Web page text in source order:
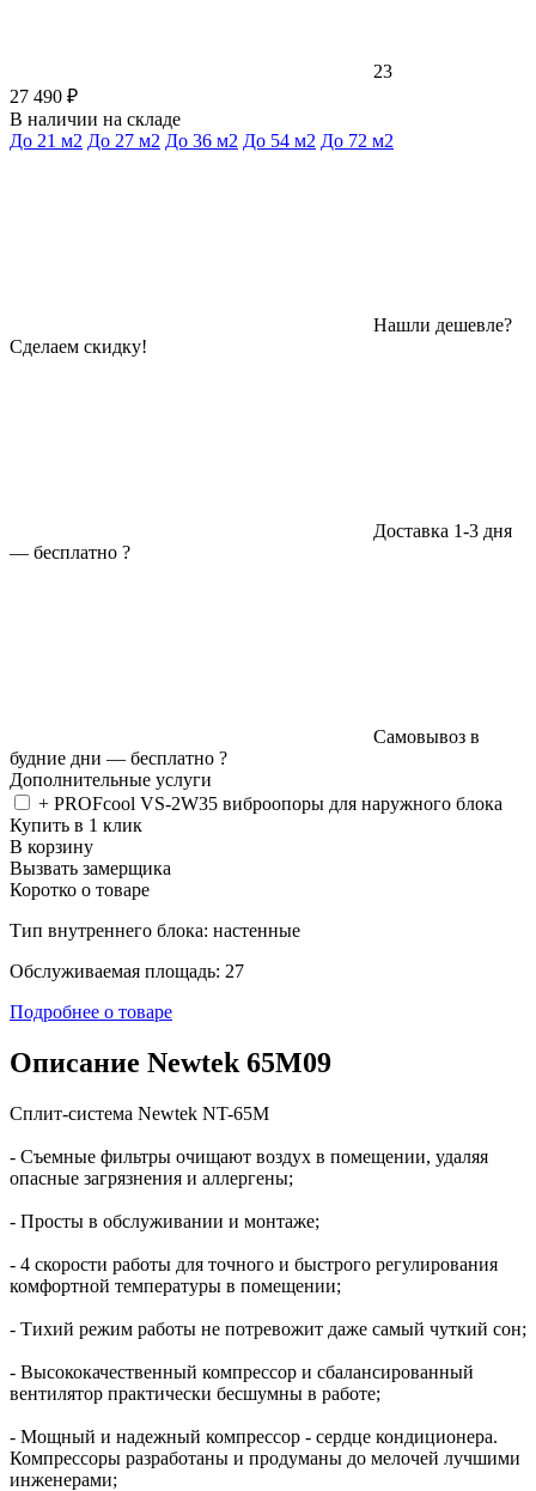
23
27 490 ₽
В наличии на складе
До 21 м2 До 27 м2 До 36 м2 До 54 м2 До 72 м2
Нашли дешевле?
Сделаем скидку!
Доставка 1-3 дня
— бесплатно ?
Самовывоз в
будние дни — бесплатно ?
Дополнительные услуги
+ PROFcool VS-2W35 виброопоры для наружного блока
Купить в 1 клик
В корзину
Вызвать замерщика
Коротко о товаре
Тип внутреннего блока: настенные
Обслуживаемая площадь: 27
Подробнее о товаре
Описание Newtek 65M09
Сплит-система Newtek NT-65M
- Съемные фильтры очищают воздух в помещении, удаляя
опасные загрязнения и аллергены;
- Просты в обслуживании и монтаже;
- 4 скорости работы для точного и быстрого регулирования
комфортной температуры в помещении;
- Тихий режим работы не потревожит даже самый чуткий сон;
- Высококачественный компрессор и сбалансированный
вентилятор практически бесшумны в работе;
- Мощный и надежный компрессор - сердце кондиционера.
Компрессоры разработаны и продуманы до мелочей лучшими
инженерами;